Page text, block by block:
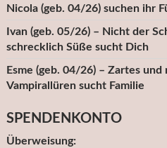
Nicola (geb. 04/26) suchen ihr
Ivan (geb. 05/26) – Nicht der
schrecklich Süße sucht Dich
Esme (geb. 04/26) – Zartes
Vampirallüren sucht Familie
SPENDENKONTO
Überweisung: